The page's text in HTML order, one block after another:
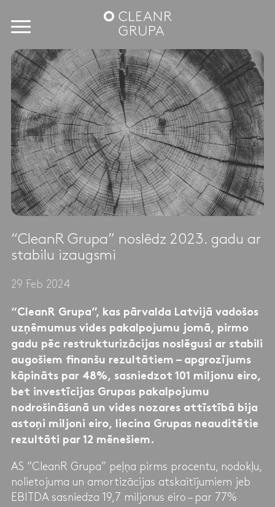
“CleanR Grupa” noslēdz 2023. gadu ar
stabilu izaugsmi
29 Feb 2024
“CleanR Grupa”, kas pārvalda Latvijā vadošos
uzņēmumus vides pakalpojumu jomā, pirmo
gadu pēc restrukturizācijas noslēgusi ar stabili
augošiem finanšu rezultātiem – apgrozījums
kāpināts par 48%, sasniedzot 101 miljonu eiro,
bet investīcijas Grupas pakalpojumu
nodrošināšanā un vides nozares attīstībā bija
astoņi miljoni eiro, liecina Grupas neauditētie
rezultāti par 12 mēnešiem.
AS “CleanR Grupa” peļņa pirms procentu, nodokļu,
nolietojuma un amortizācijas atskaitījumiem jeb
EBITDA sasniedza 19,7 miljonus eiro – par 77%